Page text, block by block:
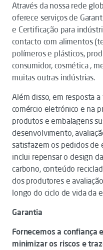
Através da nossa rede
oferece serviços de
e Certificação para
contacto com alimentos
polímeros e plásticos,
consumidor, cosmética ,
muitas outras indústrias.
Além disso, em resposta
comércio eletrónico e na
produtos e embalagens
desenvolvimento,
satisfazem os pedidos de
inclui repensar o design
carbono, conteúdo
dos produtores e
longo do ciclo de vida da
Garantia
Fornecemos a confiança
minimizar os riscos e